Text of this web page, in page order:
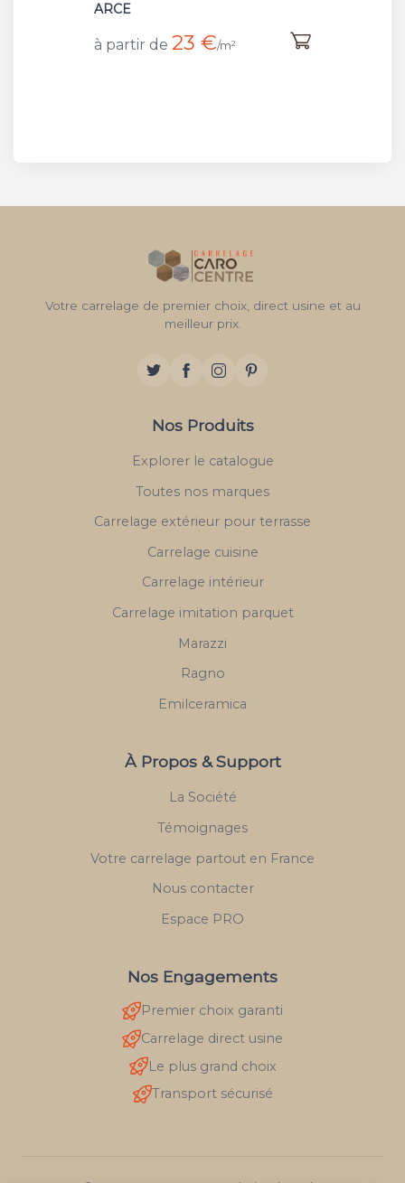
ARCE
à partir de 23 €/m²
Votre carrelage de premier choix, direct usine et au
meilleur prix.
Nos Produits
Explorer le catalogue
Toutes nos marques
Carrelage extérieur pour terrasse
Carrelage cuisine
Carrelage intérieur
Carrelage imitation parquet
Marazzi
Ragno
Emilceramica
À Propos & Support
La Société
Témoignages
Votre carrelage partout en France
Nous contacter
Espace PRO
Nos Engagements
Premier choix garanti
Carrelage direct usine
Le plus grand choix
Transport sécurisé